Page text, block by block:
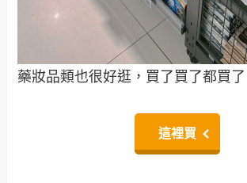
藥妝品類也很好逛，買了買了都買了
這裡買